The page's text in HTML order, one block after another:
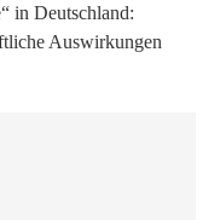
in Deutschland:
Auswirkungen